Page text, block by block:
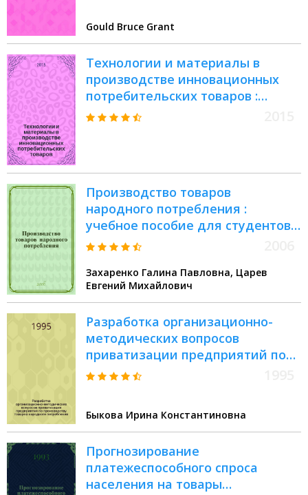
Gould Bruce Grant
Технологии и материалы в
производстве инновационных
потребительских товаров :
сборник научных статей к 80-
Производство товаров
народного потребления :
учебное пособие для студентов
вузов по направлению
специалиста 656300 "Технология
лесозаготовительных и
деревоперерабатывающих
производств" по специальности
250301 "Лесоинженерное дело"
Захаренко Галина Павловна, Царев
Евгений Михайлович
Разработка организационно-
методических вопросов
приватизации предприятий по
производству товаров народного
08.00.05
Быкова Ирина Константиновна
Прогнозирование
платежеспособного спроса
населения на товары